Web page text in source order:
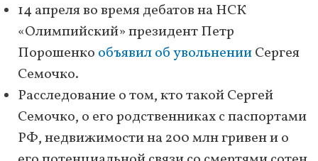
14 апреля во время дебатов на НСК
«Олимпийский» президент Петр
Порошенко объявил об увольненииСергея
Семочко.
Расследование о том, кто такой Сергей
Семочко, о его родственниках с паспортами
РФ, недвижимости на 200 млн гривен и о